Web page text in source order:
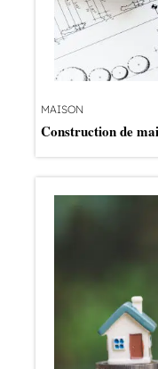
MAISON
Construction de